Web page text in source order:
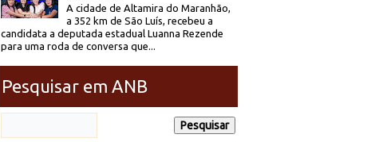
A cidade de Altamira do Maranhão,
a 352 km de São Luís, recebeu a
candidata a deputada estadual Luanna Rezende
para uma roda de conversa que...
Pesquisar em ANB